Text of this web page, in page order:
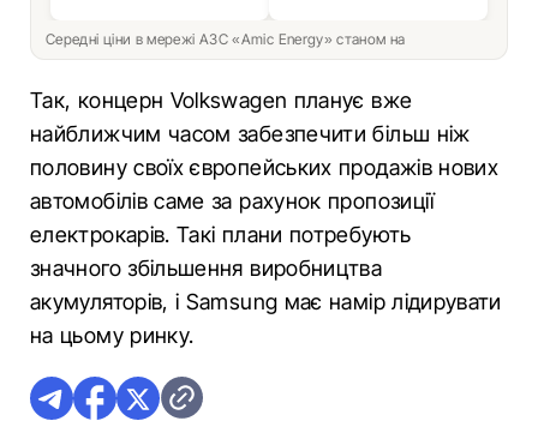
Середні ціни в мережі АЗС «Amic Energy» станом на
Так, концерн Volkswagen планує вже
найближчим часом забезпечити більш ніж
половину своїх європейських продажів нових
автомобілів саме за рахунок пропозиції
електрокарів. Такі плани потребують
значного збільшення виробництва
акумуляторів, і Samsung має намір лідирувати
на цьому ринку.